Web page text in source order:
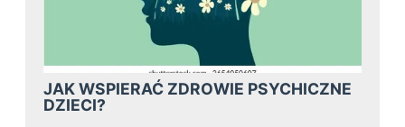
JAK WSPIERAĆ ZDROWIE PSYCHICZNE
DZIECI?